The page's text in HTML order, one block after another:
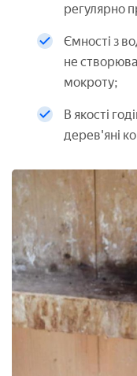
регулярно
Ємності з
не
мокроту;
В якості
дерев'яні